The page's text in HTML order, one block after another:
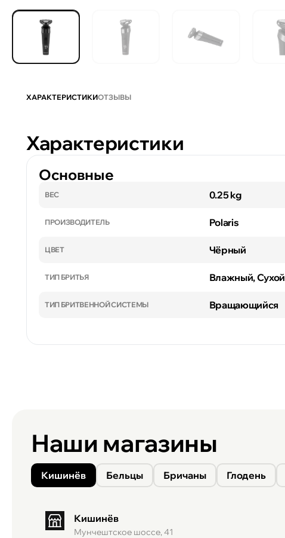
ХАРАКТЕРИСТИКИОТЗЫВЫ
Характеристики
Основные
ВЕС 0.25 kg
ПРОИЗВОДИТЕЛЬ Polaris
ЦВЕТ Чёрный
ТИП БРИТЬЯ Влажный, Сухой
ТИП БРИТВЕННОЙ СИСТЕМЫ Вращающийся
Наши магазины
Кишинёв Бельцы Бричаны Глодень
Кишинёв
Мунчештское шоссе, 41